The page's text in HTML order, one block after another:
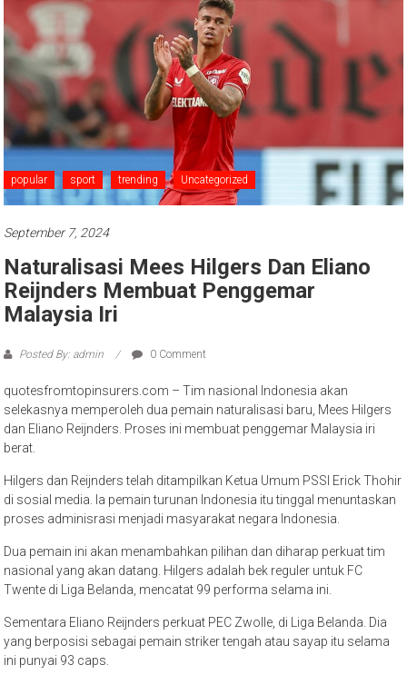
popular sport trending Uncategorized
September 7, 2024
Naturalisasi Mees Hilgers Dan Eliano
Reijnders Membuat Penggemar
Malaysia Iri
Posted By: admin 0 Comment
quotesfromtopinsurers.com – Tim nasional Indonesia akan
selekasnya memperoleh dua pemain naturalisasi baru, Mees Hilgers
dan Eliano Reijnders. Proses ini membuat penggemar Malaysia iri
berat.
Hilgers dan Reijnders telah ditampilkan Ketua Umum PSSI Erick Thohir
di sosial media. Ia pemain turunan Indonesia itu tinggal menuntaskan
proses adminisrasi menjadi masyarakat negara Indonesia.
Dua pemain ini akan menambahkan pilihan dan diharap perkuat tim
nasional yang akan datang. Hilgers adalah bek reguler untuk FC
Twente di Liga Belanda, mencatat 99 performa selama ini.
Sementara Eliano Reijnders perkuat PEC Zwolle, di Liga Belanda. Dia
yang berposisi sebagai pemain striker tengah atau sayap itu selama
ini punyai 93 caps.